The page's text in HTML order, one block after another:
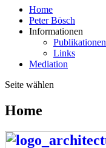
Home
Peter Bösch
Informationen
Publikationen
Links
Mediation
Seite wählen
Home